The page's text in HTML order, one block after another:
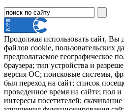
Продолжая использовать сайт, Вы
файлов cookie, пользовательских
предполагаемое географическое
браузера; тип устройства и
версия ОС; поисковые системы,
был переход на сайт; список
проведенное время на сайте; пол и
интересы посетителей;